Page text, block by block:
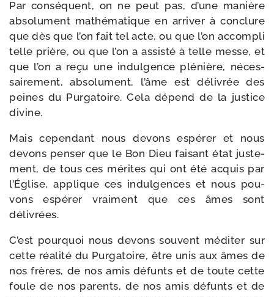
Par consé­quent, on ne peut pas, d’une manière
abso­lu­ment mathé­ma­tique en arri­ver à conclure
que dès que l’on fait tel acte, ou que l’on accom­pli
telle prière, ou que l’on a assis­té à telle messe, et
que l’on a reçu une indul­gence plé­nière, néces­
sai­re­ment, abso­lu­ment, l’âme est déli­vrée des
peines du Purgatoire. Cela dépend de la jus­tice
divine.
Mais cepen­dant nous devons espé­rer et nous
devons pen­ser que le Bon Dieu fai­sant état jus­te­
ment, de tous ces mérites qui ont été acquis par
l’Église, applique ces indul­gences et nous pou­
vons espé­rer vrai­ment que ces âmes sont
délivrées.
C’est pour­quoi nous devons sou­vent médi­ter sur
cette réa­li­té du Purgatoire, être unis aux âmes de
nos frères, de nos amis défunts et de toute cette
foule de nos parents, de nos amis défunts et de